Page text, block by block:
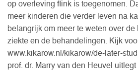
op overleving flink is toegenomen.
meer kinderen die verder leven na
belangrijk om meer te weten over de
ziekte en de behandelingen. Kijk
www.kikarow.nl/kikarow/de-later-
prof. dr. Marry van den Heuvel